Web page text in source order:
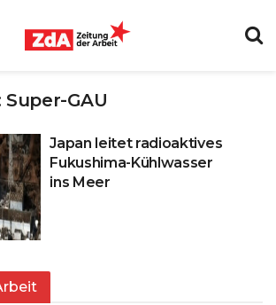
Super-GAU
Japan leitet radioaktives
Fukushima-Kühlwasser
ins Meer